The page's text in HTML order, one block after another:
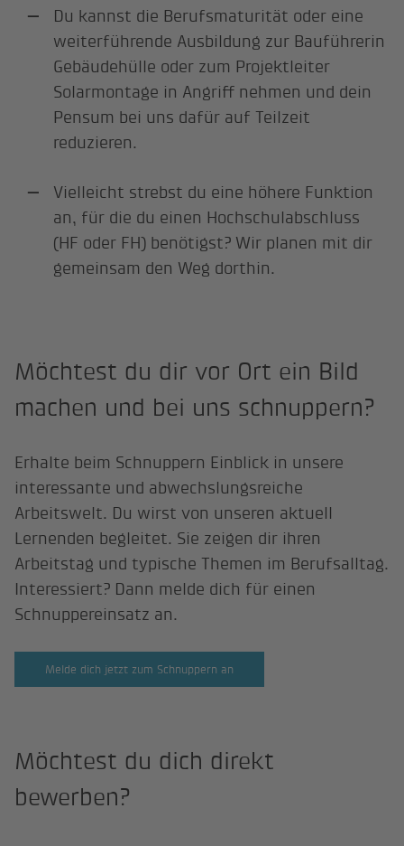
Du kannst die Berufsmaturität oder eine
weiterführende Ausbildung zur Bauführerin
Gebäudehülle oder zum Projektleiter
Solarmontage in Angriff nehmen und dein
Pensum bei uns dafür auf Teilzeit
reduzieren.
Vielleicht strebst du eine höhere Funktion
an, für die du einen Hochschulabschluss
(HF oder FH) benötigst? Wir planen mit dir
gemeinsam den Weg dorthin.
Möchtest du dir vor Ort ein Bild
machen und bei uns schnuppern?
Erhalte beim Schnuppern Einblick in unsere
interessante und abwechslungsreiche
Arbeitswelt. Du wirst von unseren aktuell
Lernenden begleitet. Sie zeigen dir ihren
Arbeitstag und typische Themen im Berufsalltag.
Interessiert? Dann melde dich für einen
Schnuppereinsatz an.
Melde dich jetzt zum Schnuppern an
Möchtest du dich direkt
bewerben?